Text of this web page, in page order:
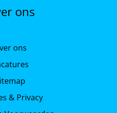
ons
ons
& Privacy